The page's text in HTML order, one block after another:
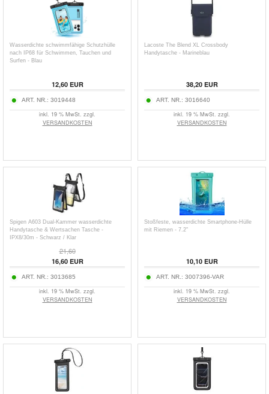
Wasserdichte schwimmfähige Schutzhülle
nach IP68 für Schwimmen, Tauchen und
Surfen - Blau
12,60EUR
ART. NR.: 3019448
inkl. 19 % MwSt. zzgl.
VERSANDKOSTEN
Lacoste The Blend XL Crossbody
Handytasche - Marineblau
38,20EUR
ART. NR.: 3016640
inkl. 19 % MwSt. zzgl.
VERSANDKOSTEN
Spigen A603 Dual-Kammer wasserdichte
Handytasche & Wertsachen Tasche -
IPX8/30m - Schwarz / Klar
21,60
16,60EUR
ART. NR.: 3013685
inkl. 19 % MwSt. zzgl.
VERSANDKOSTEN
Stoßfeste, wasserdichte Smartphone-Hülle
mit Riemen - 7.2"
10,10EUR
ART. NR.: 3007396-VAR
inkl. 19 % MwSt. zzgl.
VERSANDKOSTEN